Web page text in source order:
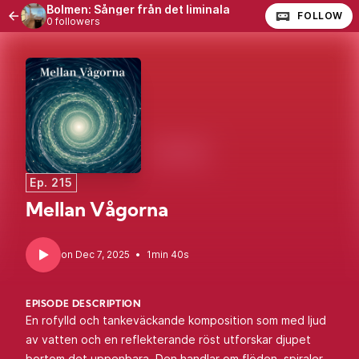
Bolmen: Sånger från det liminala
0 followers FOLLOW
Ep. 215
Mellan Vågorna
• 1min 40s
EPISODE DESCRIPTION
En rofylld och tankeväckande komposition som med ljud
av vatten och en reflekterande röst utforskar djupet